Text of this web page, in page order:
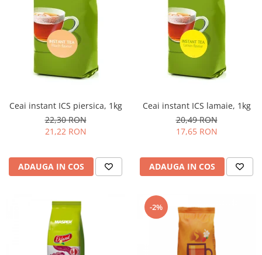
Rasnite
Complementare
Capace
Cesti si farfurii
Diverse
Pahare de cafea
Palete cafea
Cappucino instant
Ciocolata calda
Pliculete Zahar si Miere
Ceai instant ICS piersica, 1kg
22,30 RON
21,22 RON
ADAUGA IN COS
Ceai instant ICS lamaie, 1kg
20,49 RON
17,65 RON
ADAUGA IN COS
-2%